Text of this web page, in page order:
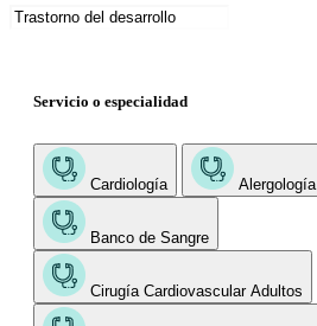
Servicio o especialidad
Cardiología Alergología
Banco de Sangre
Cirugía Cardiovascular Adultos